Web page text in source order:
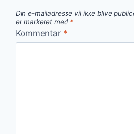
Din e-mailadresse vil ikke blive
er markeret med *
Kommentar *